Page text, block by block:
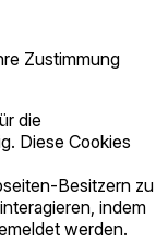
Zustimmung
die
Diese Cookies
Besitzern zu
indem
werden.